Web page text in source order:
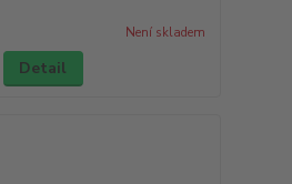
Není skladem
Detail